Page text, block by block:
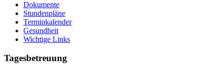
Dokumente
Stundenpläne
Terminkalender
Gesundheit
Wichtige Links
Tagesbetreuung